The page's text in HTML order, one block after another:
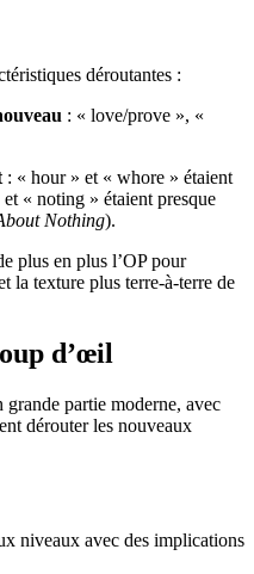
déroutantes :
: « love/prove », «
: « hour » et « whore » étaient
« noting » étaient presque
Nothing).
plus en plus l’OP pour
la texture plus terre-à-terre de
d’œil
grande partie moderne, avec
dérouter les nouveaux
niveaux avec des implications